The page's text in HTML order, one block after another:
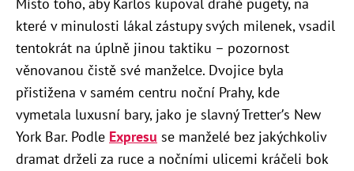
Místo toho, aby Karlos kupoval drahé pugety, na
které v minulosti lákal zástupy svých milenek, vsadil
tentokrát na úplně jinou taktiku – pozornost
věnovanou čistě své manželce. Dvojice byla
přistižena v samém centru noční Prahy, kde
vymetala luxusní bary, jako je slavný Tretter’s New
York Bar. Podle Expresu se manželé bez jakýchkoliv
dramat drželi za ruce a nočními ulicemi kráčeli bok